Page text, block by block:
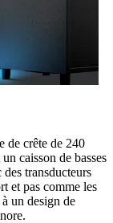
de crête de 240
caisson de basses
transducteurs
et pas comme les
un design de